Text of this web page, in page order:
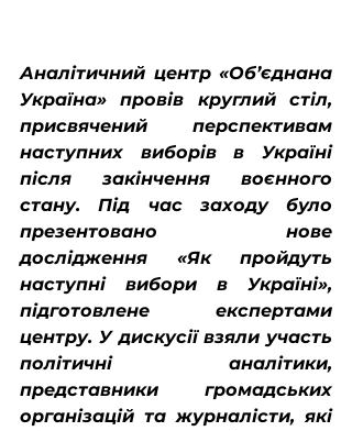
Аналітичний центр «Об’єднана
Україна» провів круглий стіл,
присвячений перспективам
наступних виборів в Україні
після закінчення воєнного
стану. Під час заходу було
презентовано нове
дослідження «Як пройдуть
наступні вибори в Україні»,
підготовлене експертами
центру. У дискусії взяли участь
політичні аналітики,
представники громадських
організацій та журналісти, які